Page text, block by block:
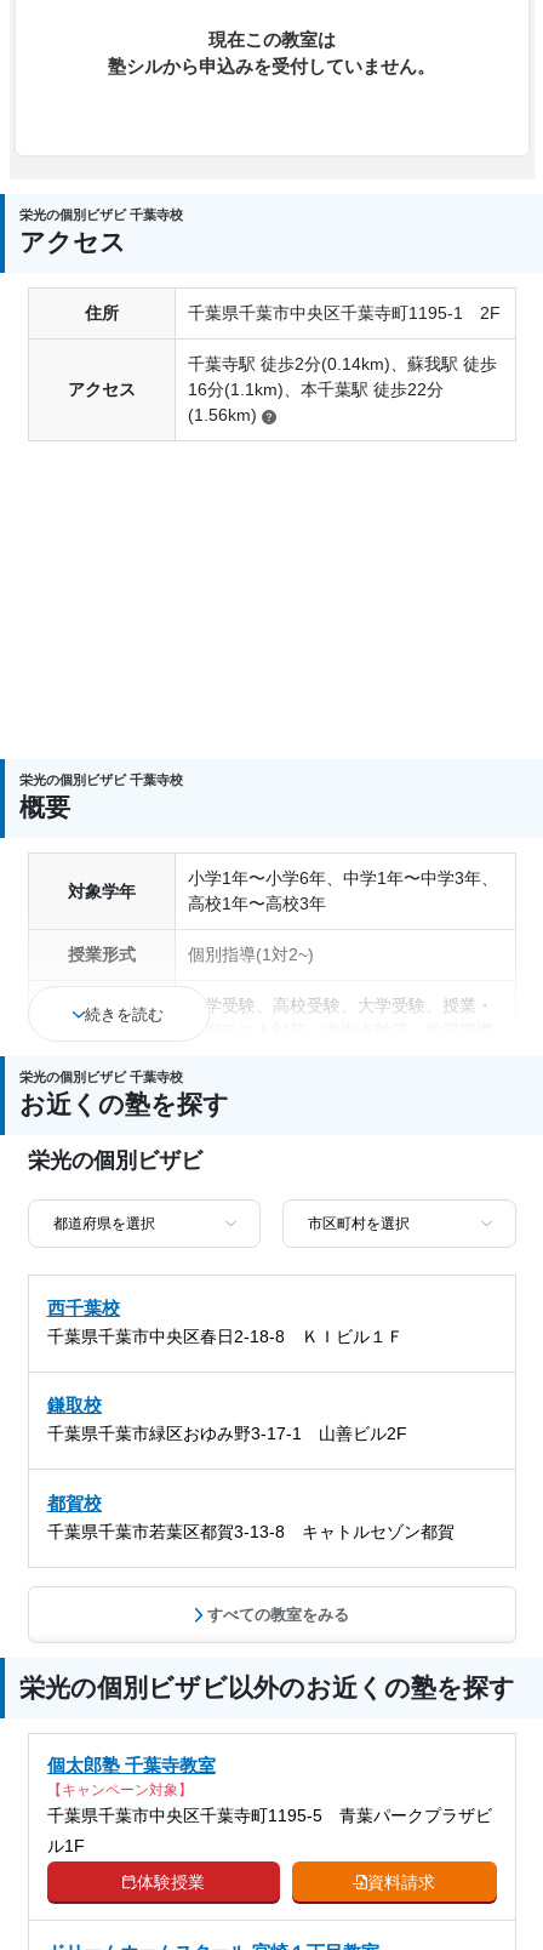
現在この教室は
塾シルから申込みを受付していません。
栄光の個別ビザビ 千葉寺校
アクセス
住所 千葉県千葉市中央区千葉寺町1195-1 2F
アクセス
千葉寺駅 徒歩2分(0.14km)、蘇我駅 徒歩
16分(1.1km)、本千葉駅 徒歩22分
(1.56km)
栄光の個別ビザビ 千葉寺校
概要
対象学年
小学1年〜小学6年、中学1年〜中学3年、
高校1年〜高校3年
授業形式 個別指導(1対2~)
中学受験、高校受験、大学受験、授業・
塾の特徴
能、授業の振替可能
続きを読む
栄光の個別ビザビ 千葉寺校
お近くの塾を探す
栄光の個別ビザビ
西千葉校
千葉県千葉市中央区春日2-18-8 ＫＩビル１Ｆ
鎌取校
千葉県千葉市緑区おゆみ野3-17-1 山善ビル2F
都賀校
千葉県千葉市若葉区都賀3-13-8 キャトルセゾン都賀
すべての教室をみる
栄光の個別ビザビ以外のお近くの塾を探す
個太郎塾 千葉寺教室
【キャンペーン対象】
千葉県千葉市中央区千葉寺町1195-5 青葉パークプラザビ
ル1F
体験授業
資料請求